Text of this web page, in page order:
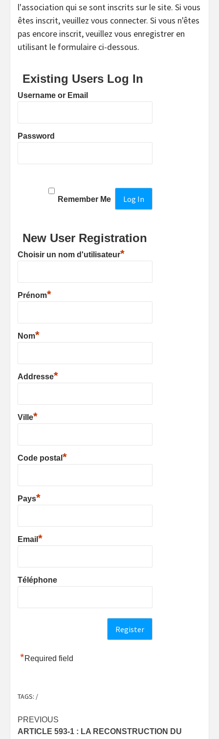
l'association qui se sont inscrits sur le site. Si vous
êtes inscrit, veuillez vous connecter. Si vous n'êtes
pas encore inscrit, veuillez vous enregistrer en
utilisant le formulaire ci-dessous.
Existing Users Log In
Username or Email
Password
Remember Me
New User Registration
Choisir un nom d'utilisateur*
Prénom*
Nom*
Addresse*
Ville*
Code postal *
Pays*
Email *
Téléphone
*Required field
TAGS: /
Post
PREVIOUS
ARTICLE 593-1 : LA RECONSTRUCTION DU